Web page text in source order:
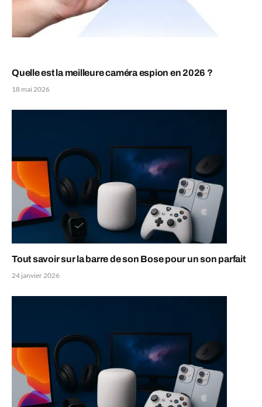
Quelle est la meilleure caméra espion en 2026 ?
18 mai 2026
Tout savoir sur la barre de son Bose pour un son parfait
24 janvier 2026